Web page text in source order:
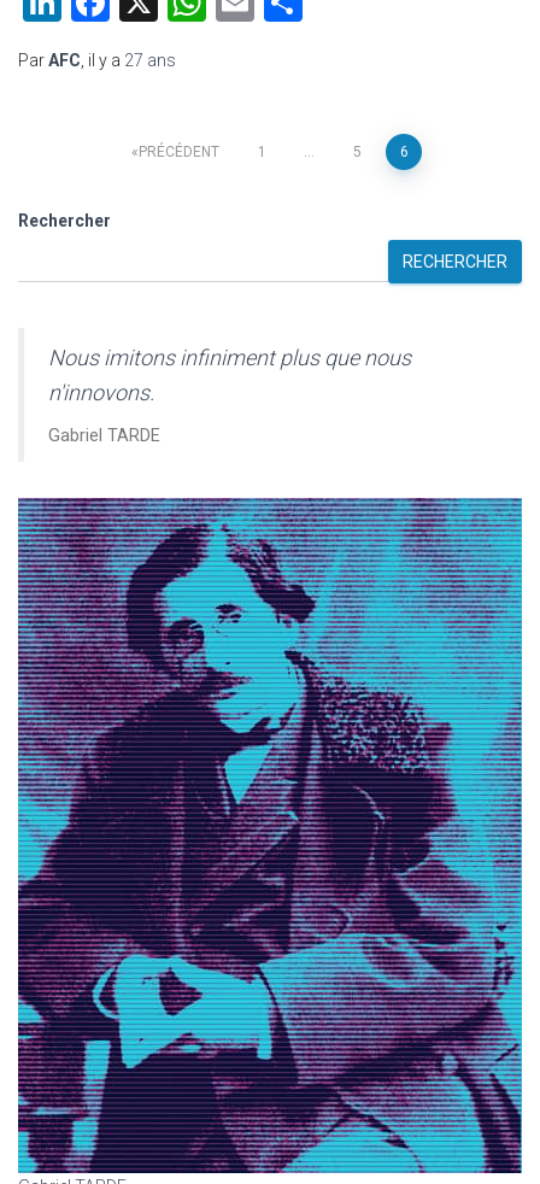
ParAFC, il y a 27 ans
Pagination
des
publications
PRÉCÉDENT 1 … 5 6
Rechercher
RECHERCHER
Nous imitons infiniment plus que nous
n'innovons.
Gabriel TARDE